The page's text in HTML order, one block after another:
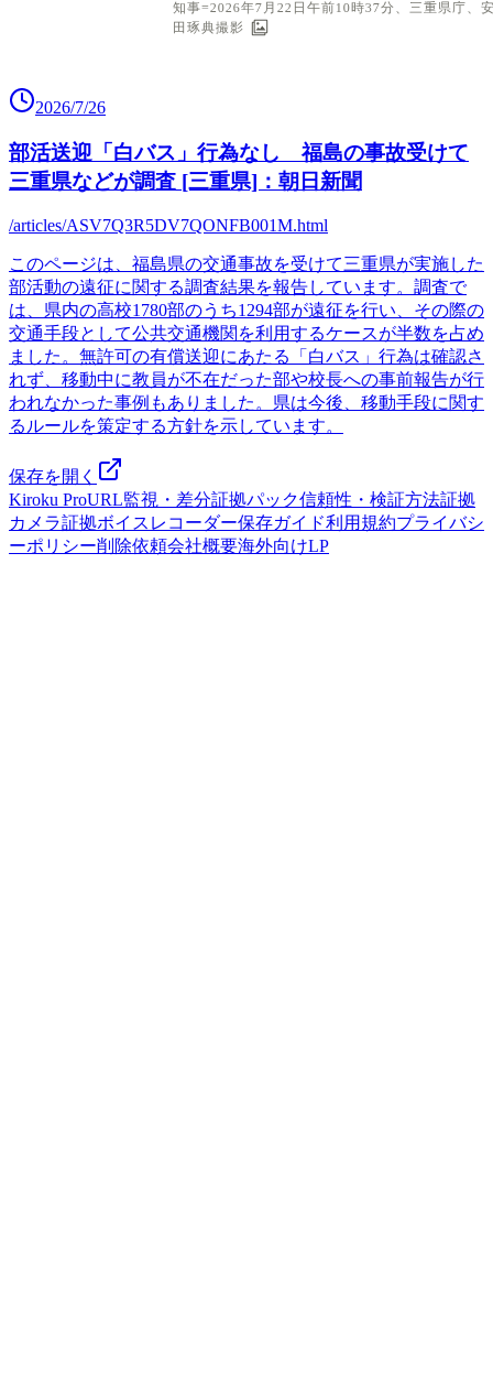
2026/7/26
部活送迎「白バス」行為なし 福島の事故受けて
三重県などが調査 [三重県]：朝日新聞
/articles/ASV7Q3R5DV7QONFB001M.html
このページは、福島県の交通事故を受けて三重県が実施した
部活動の遠征に関する調査結果を報告しています。調査で
は、県内の高校1780部のうち1294部が遠征を行い、その際の
交通手段として公共交通機関を利用するケースが半数を占め
ました。無許可の有償送迎にあたる「白バス」行為は確認さ
れず、移動中に教員が不在だった部や校長への事前報告が行
われなかった事例もありました。県は今後、移動手段に関す
るルールを策定する方針を示しています。
保存を開く
Kiroku ProURL監視・差分証拠パック信頼性・検証方法証拠
カメラ証拠ボイスレコーダー保存ガイド利用規約プライバシ
ーポリシー削除依頼会社概要海外向けLP